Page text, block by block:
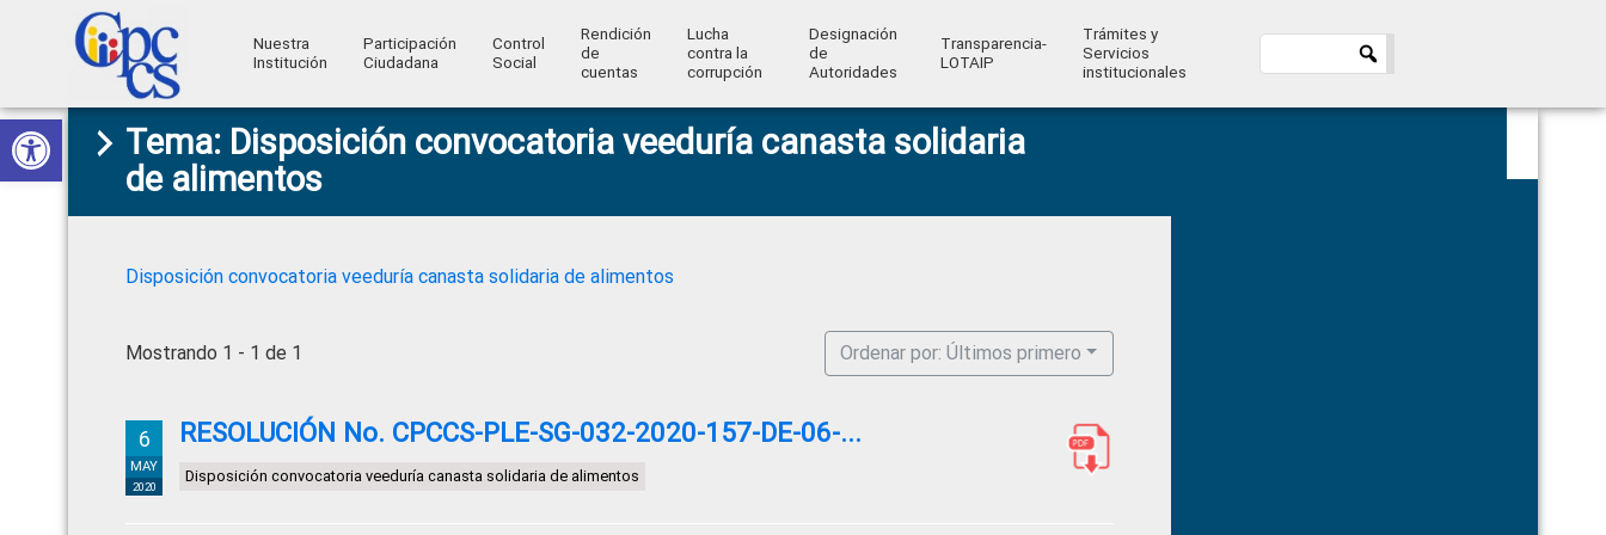
Abrir barra de herramientas
Skip
to
primary
navigation
Skip
to
main
Skip
to
primary
Skip
to
footer
Consejo
de
Participación
Social
Construyendo
Poder
Ciudadano
Nuestra
Institución
Participación
Ciudadana
Control
Social
Rendición
de
cuentas
Lucha
contra la
corrupción
Designación
de
Autoridades
Transparencia-
LOTAIP
Trámites y
Servicios
institucionales
Tema: Disposición convocatoria veeduría canasta solidaria
de alimentos
Disposición convocatoria veeduría canasta solidaria de alimentos
Mostrando 1 - 1 de 1 Ordenar por: Últimos primero
6
MAY
2020
RESOLUCIÓN No. CPCCS-PLE-SG-032-2020-157-DE-06-...
Disposición convocatoria veeduría canasta solidaria de alimentos